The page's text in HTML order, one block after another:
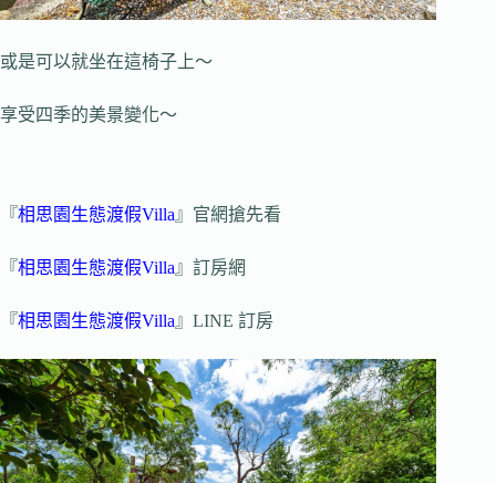
或是可以就坐在這椅子上～
享受四季的美景變化～
『相思園生態渡假Villa』官網搶先看
『相思園生態渡假Villa』訂房網
『相思園生態渡假Villa』LINE 訂房